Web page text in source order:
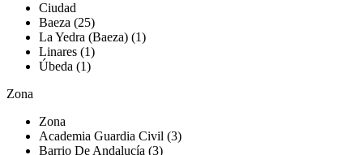
Ciudad
Baeza (25)
La Yedra (Baeza) (1)
Linares (1)
Úbeda (1)
Zona
Zona
Academia Guardia Civil (3)
Barrio De Andalucía (3)